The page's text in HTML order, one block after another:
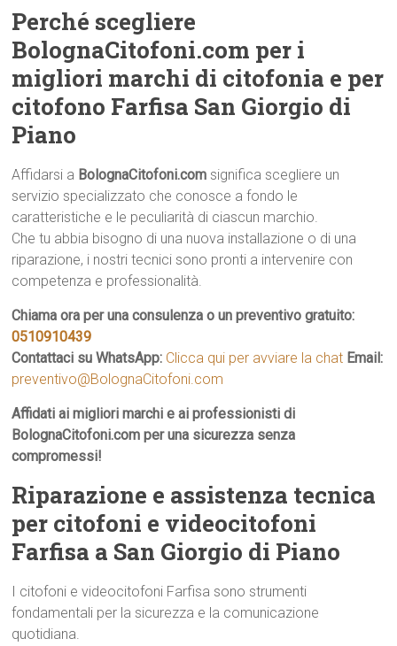
Perché scegliere
BolognaCitofoni.com per i
migliori marchi di citofonia e per
citofono Farfisa San Giorgio di
Piano
Affidarsi a BolognaCitofoni.com significa scegliere un
servizio specializzato che conosce a fondo le
caratteristiche e le peculiarità di ciascun marchio.
Che tu abbia bisogno di una nuova installazione o di una
riparazione, i nostri tecnici sono pronti a intervenire con
competenza e professionalità.
Chiama ora per una consulenza o un preventivo gratuito:
0510910439
Contattaci su WhatsApp: Clicca qui per avviare la chat Email:
preventivo@BolognaCitofoni.com
Affidati ai migliori marchi e ai professionisti di
BolognaCitofoni.com per una sicurezza senza
compromessi!
Riparazione e assistenza tecnica
per citofoni e videocitofoni
Farfisa a San Giorgio di Piano
I citofoni e videocitofoni Farfisa sono strumenti
fondamentali per la sicurezza e la comunicazione
quotidiana.